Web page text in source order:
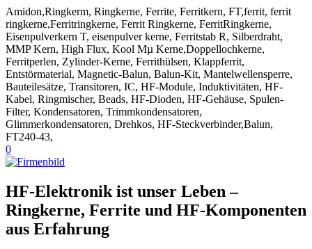
Amidon,Ringkerm, Ringkerne, Ferrite, Ferritkern, FT,ferrit, ferrit
ringkerne,Ferritringkerne, Ferrit Ringkerne, FerritRingkerne,
Eisenpulverkern T, eisenpulver kerne, Ferritstab R, Silberdraht,
MMP Kern, High Flux, Kool Mµ Kerne,Doppellochkerne,
Ferritperlen, Zylinder-Kerne, Ferrithülsen, Klappferrit,
Entstörmaterial, Magnetic-Balun, Balun-Kit, Mantelwellensperre,
Bauteilesätze, Transitoren, IC, HF-Module, Induktivitäten, HF-
Kabel, Ringmischer, Beads, HF-Dioden, HF-Gehäuse, Spulen-
Filter, Kondensatoren, Trimmkondensatoren,
Glimmerkondensatoren, Drehkos, HF-Steckverbinder,Balun,
FT240-43,
0
HF-Elektronik ist unser Leben –
Ringkerne, Ferrite und HF-Komponenten
aus Erfahrung